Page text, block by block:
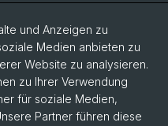
und Anzeigen zu
Medien anbieten zu
Website zu analysieren.
zu Ihrer Verwendung
für soziale Medien,
Partner führen diese